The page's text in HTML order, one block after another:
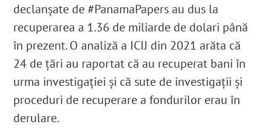
declanșate de #PanamaPapers au dus la
recuperarea a 1.36 de miliarde de dolari până
în prezent. O analiză a ICIJ din 2021 arăta că
24 de țări au raportat că au recuperat bani în
urma investigației și că sute de investigații și
proceduri de recuperare a fondurilor erau în
derulare.